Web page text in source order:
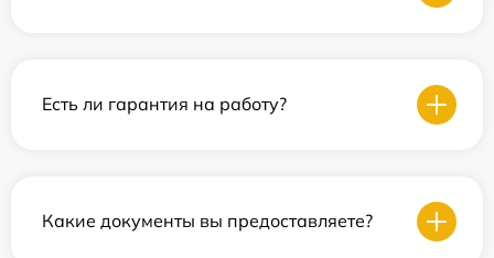
Есть ли гарантия на работу?
Какие документы вы предоставляете?